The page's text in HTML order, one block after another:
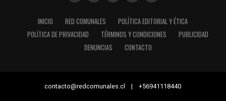
INICIO RED COMUNALES
POLÍTICA EDITORIAL Y ÉTICA
POLÍTICA DE PRIVACIDAD
TÉRMINOS Y CONDICIONES
PUBLICIDAD
DENUNCIAS
CONTACTO
contacto@redcomunales.cl | +56941118440